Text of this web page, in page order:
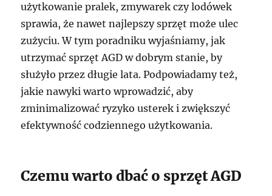
użytkowanie pralek, zmywarek czy lodówek
sprawia, że nawet najlepszy sprzęt może ulec
zużyciu. W tym poradniku wyjaśniamy, jak
utrzymać sprzęt AGD w dobrym stanie, by
służyło przez długie lata. Podpowiadamy też,
jakie nawyki warto wprowadzić, aby
zminimalizować ryzyko usterek i zwiększyć
efektywność codziennego użytkowania.
Czemu warto dbać o sprzęt AGD